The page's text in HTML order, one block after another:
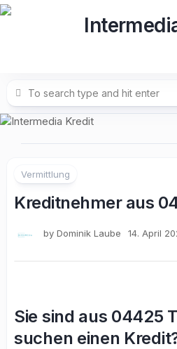
Skip
Vermittlung
Kreditnehmer aus
by Dominik Laube 14. April
Sie sind aus 04425
suchen einen